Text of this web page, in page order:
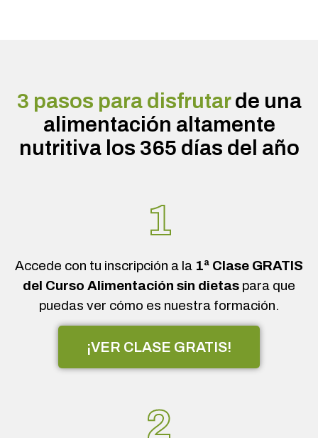
3 pasos para disfrutarde una
alimentación altamente
nutritiva los 365 días del año
1
Accede con tu inscripción a la 1ª Clase GRATIS
del Curso Alimentación sin dietas para que
puedas ver cómo es nuestra formación.
¡VER CLASE GRATIS!
2